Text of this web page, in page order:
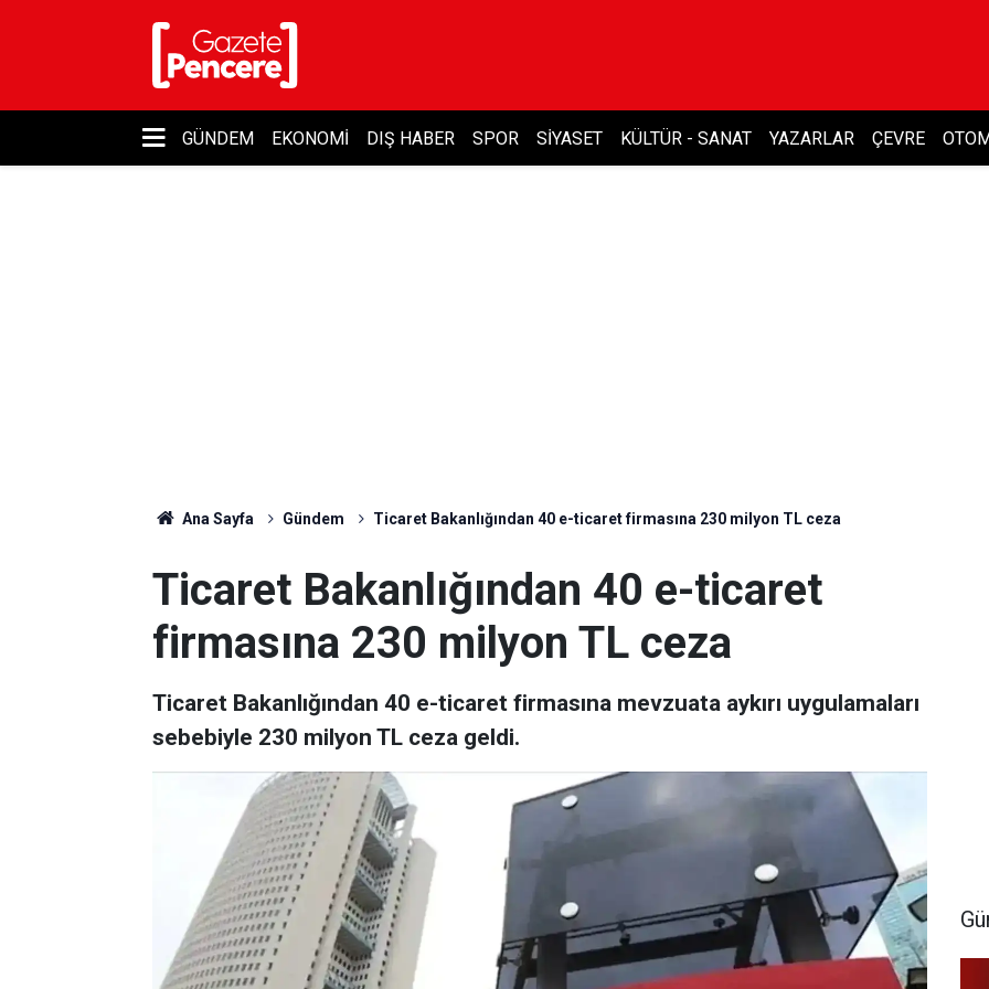
GÜNDEM EKONOMI DIŞ HABER SPOR SIYASET KÜLTÜR - SANAT YAZARLAR ÇEVRE
Ana Sayfa Gündem Ticaret Bakanlığından 40 e-ticaret firmasına 230 milyon TL ceza
Ticaret Bakanlığından 40 e-ticaret
firmasına 230 milyon TL ceza
Ticaret Bakanlığından 40 e-ticaret firmasına mevzuata aykırı uygulamaları
sebebiyle 230 milyon TL ceza geldi.